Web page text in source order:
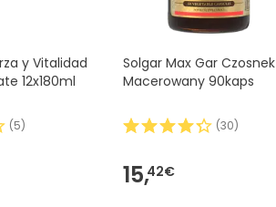
y Vitalidad
12x180ml
(5)
Solgar Max Gar Czosnek
Macerowany 90kaps
(30)
15,42€